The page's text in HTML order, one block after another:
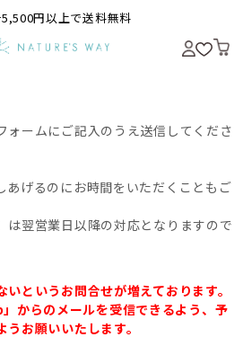
円以上で送料無料
ォームにご記入のうえ送信してくださ
あげるのにお時間をいただくこともご
は翌営業日以降の対応となりますので
というお問合せが増えております。
からのメールを受信できるよう、予
お願いいたします。